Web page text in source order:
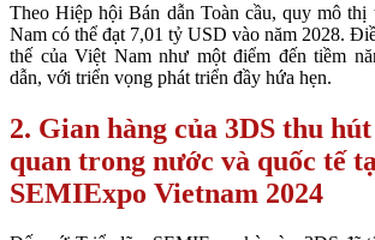
Theo Hiệp hội Bán dẫn Toàn cầu, quy mô thị
Nam có thể đạt 7,01 tỷ USD vào năm 2028.
thế của Việt Nam như một điểm đến tiềm
dẫn, với triển vọng phát triển đầy hứa hẹn.
2. Gian hàng của 3DS thu
quan trong nước và quốc tế
SEMIExpo Vietnam 2024